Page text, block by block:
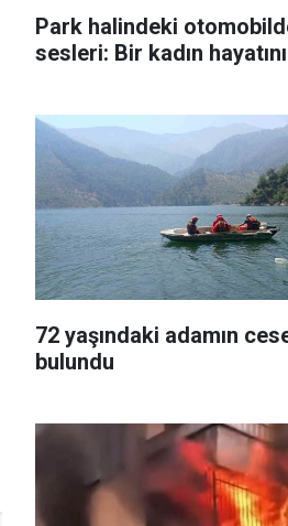
Park halindeki
sesleri: Bir kadın
72 yaşındaki adamın
bulundu